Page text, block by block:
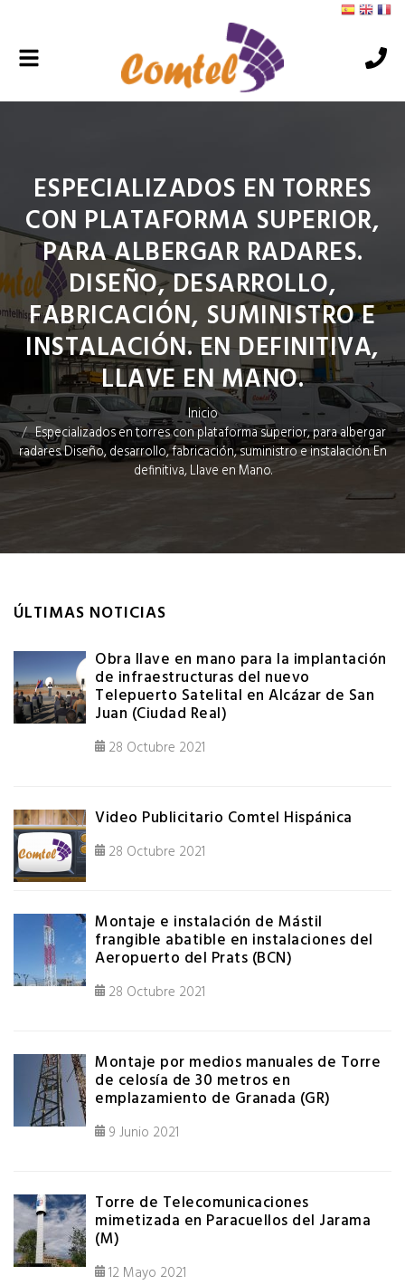
Alternar
navegación
ESPECIALIZADOS EN TORRES
CON PLATAFORMA SUPERIOR,
PARA ALBERGAR RADARES.
DISEÑO, DESARROLLO,
FABRICACIÓN, SUMINISTRO E
INSTALACIÓN. EN DEFINITIVA,
LLAVE EN MANO.
Inicio
Especializados en torres con plataforma superior, para albergar
radares. Diseño, desarrollo, fabricación, suministro e instalación. En
definitiva, Llave en Mano.
ÚLTIMAS NOTICIAS
Obra llave en mano para la implantación
de infraestructuras del nuevo
Telepuerto Satelital en Alcázar de San
Juan (Ciudad Real)
28 Octubre 2021
Video Publicitario Comtel Hispánica
28 Octubre 2021
Montaje e instalación de Mástil
frangible abatible en instalaciones del
Aeropuerto del Prats (BCN)
28 Octubre 2021
Montaje por medios manuales de Torre
de celosía de 30 metros en
emplazamiento de Granada (GR)
9 Junio 2021
Torre de Telecomunicaciones
mimetizada en Paracuellos del Jarama
(M)
12 Mayo 2021